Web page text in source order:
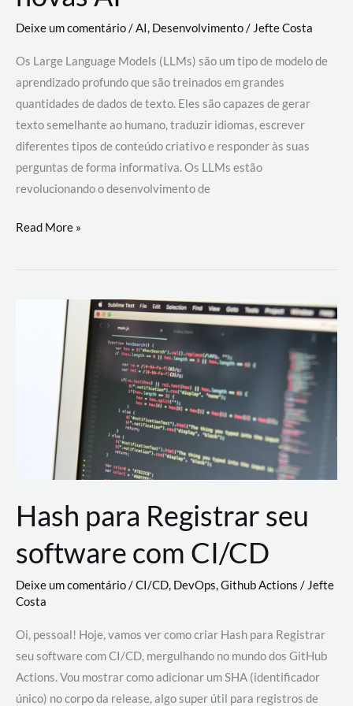
Deixe um comentário/AI, Desenvolvimento/ Jefte Costa
Os Large Language Models (LLMs) são um tipo de modelo de
aprendizado profundo que são treinados em grandes
quantidades de dados de texto. Eles são capazes de gerar
texto semelhante ao humano, traduzir idiomas, escrever
diferentes tipos de conteúdo criativo e responder às suas
perguntas de forma informativa. Os LLMs estão
revolucionando o desenvolvimento de
Large
Models
revolucionando
desenvolvimento
Read More »
Hash para Registrar seu
software com CI/CD
Deixe um comentário/CI/CD, DevOps,Github Actions /Jefte
Costa
Oi, pessoal! Hoje, vamos ver como criar Hash para Registrar
seu software com CI/CD, mergulhando no mundo dos GitHub
Actions. Vou mostrar como adicionar um SHA (identificador
único) no corpo da release, algo super útil para registros de